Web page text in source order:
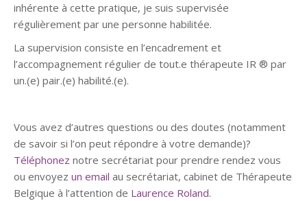
inhérente à cette pratique, je suis supervisée
régulièrement par une personne habilitée.
La supervision consiste en l’encadrement et
l’accompagnement régulier de tout.e thérapeute IR ® par
un.(e) pair.(e) habilité.(e).
Vous avez d’autres questions ou des doutes (notamment
de savoir si l’on peut répondre à votre demande)?
Téléphonez notre secrétariat pour prendre rendez vous
ou envoyez un email au secrétariat, cabinet de Thérapeute
Belgique à l’attention de Laurence Roland.